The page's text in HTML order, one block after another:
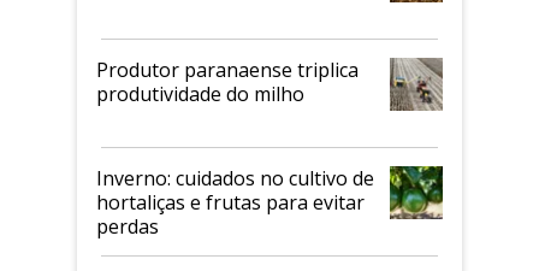
Produtor paranaense triplica
produtividade do milho
Inverno: cuidados no cultivo de
hortaliças e frutas para evitar
perdas